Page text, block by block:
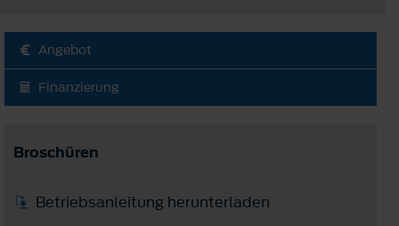
Angebot
Finanzierung
Broschüren
Betriebsanleitung herunterladen